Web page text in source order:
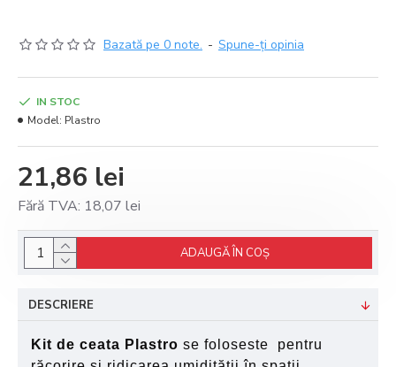
Bazată pe 0 note. - Spune-ţi opinia
21,86 lei
Fără TVA: 18,07 lei
IN STOC
Model: Plastro
ADAUGĂ ÎN COŞ
DESCRIERE
Kit de ceata Plastro se foloseste pentru